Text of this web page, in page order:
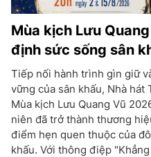
Mùa kịch Lưu
định sức sống sân
Tiếp nối hành trình gìn giữ
vững của sân khấu, Nhà
Mùa kịch Lưu Quang Vũ
niên đã trở thành thương
điểm hẹn quen thuộc của
khấu. Với thông điệp